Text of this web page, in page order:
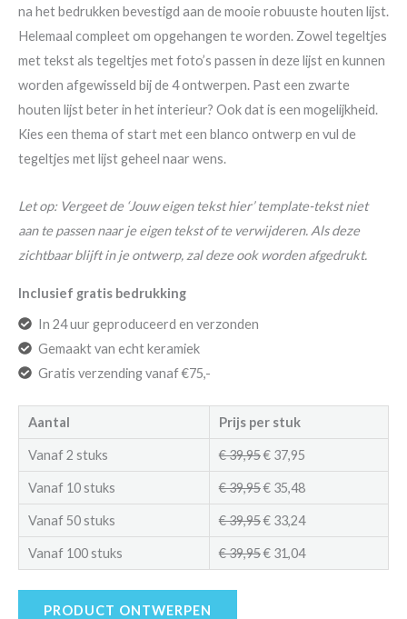
na het bedrukken bevestigd aan de mooie robuuste houten lijst.
Helemaal compleet om opgehangen te worden. Zowel tegeltjes
met tekst als tegeltjes met foto’s passen in deze lijst en kunnen
worden afgewisseld bij de 4 ontwerpen. Past een zwarte
houten lijst beter in het interieur? Ook dat is een mogelijkheid.
Kies een thema of start met een blanco ontwerp en vul de
tegeltjes met lijst geheel naar wens.
Let op: Vergeet de ‘Jouw eigen tekst hier’ template-tekst niet
aan te passen naar je eigen tekst of te verwijderen. Als deze
zichtbaar blijft in je ontwerp, zal deze ook worden afgedrukt.
Inclusief gratis bedrukking
In 24 uur geproduceerd en verzonden
Gemaakt van echt keramiek
Gratis verzending vanaf €75,-
Aantal Prijs per stuk
Vanaf 2 stuks €39,95€ 37,95
Vanaf 10 stuks €39,95€ 35,48
Vanaf 50 stuks €39,95€ 33,24
Vanaf 100 stuks €39,95€ 31,04
PRODUCT ONTWERPEN